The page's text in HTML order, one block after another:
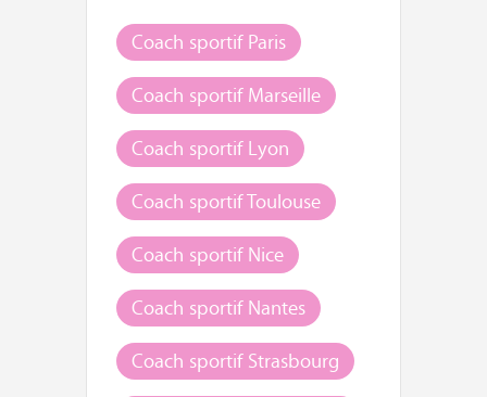
Coach sportif Paris
Coach sportif Marseille
Coach sportif Lyon
Coach sportif Toulouse
Coach sportif Nice
Coach sportif Nantes
Coach sportif Strasbourg